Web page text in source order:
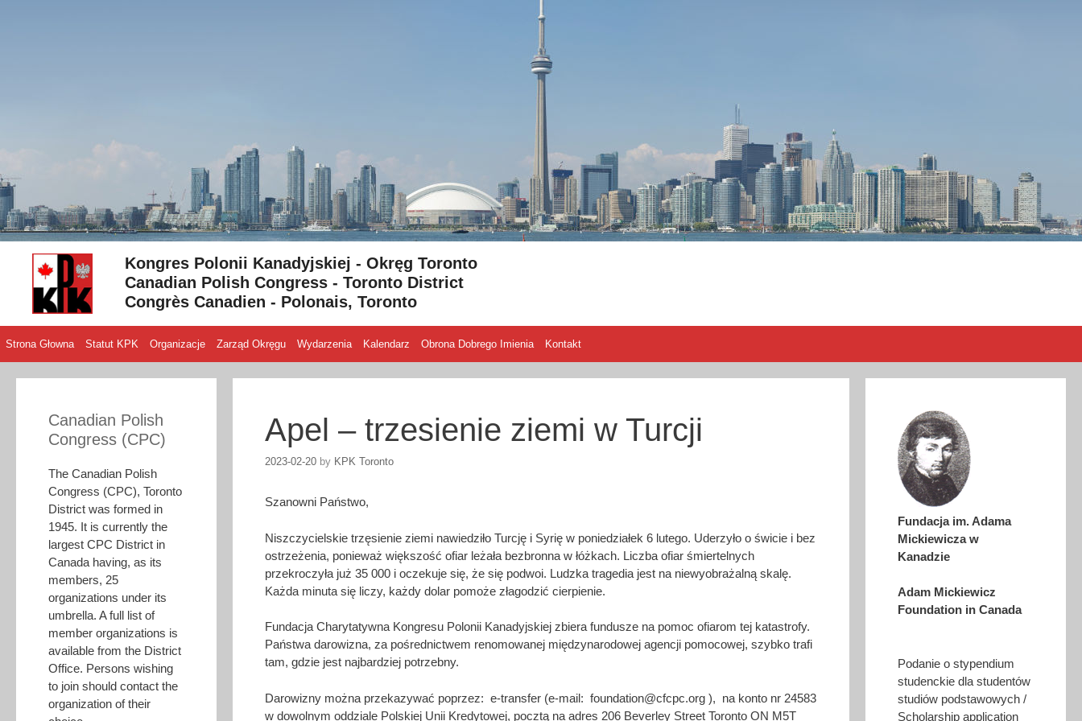
Kongres Polonii Kanadyjskiej - Okręg Toronto
Canadian Polish Congress - Toronto District
Congrès Canadien - Polonais, Toronto
Strona Głowna Statut KPK Organizacje Zarząd Okręgu Wydarzenia Kalendarz Obrona Dobrego Imienia Kontakt
Apel – trzesienie ziemi w Turcji
2023-02-20 by KPK Toronto
Szanowni Państwo,
Niszczycielskie trzęsienie ziemi nawiedziło Turcję i Syrię w poniedziałek 6 lutego. Uderzyło o świcie i bez
ostrzeżenia, ponieważ większość ofiar leżała bezbronna w łóżkach. Liczba ofiar śmiertelnych
przekroczyła już 35 000 i oczekuje się, że się podwoi. Ludzka tragedia jest na niewyobrażalną skalę.
Każda minuta się liczy, każdy dolar pomoże złagodzić cierpienie.
Fundacja Charytatywna Kongresu Polonii Kanadyjskiej zbiera fundusze na pomoc ofiarom tej katastrofy.
Państwa darowizna, za pośrednictwem renomowanej międzynarodowej agencji pomocowej, szybko trafi
tam, gdzie jest najbardziej potrzebny.
Darowizny można przekazywać poprzez: e-transfer (e-mail: foundation@cfcpc.org ), na konto nr 24583
w dowolnym oddziale Polskiej Unii Kredytowej, pocztą na adres 206 Beverley Street Toronto ON M5T
Canadian Polish
Congress (CPC)
The Canadian Polish
Congress (CPC), Toronto
District was formed in
1945. It is currently the
largest CPC District in
Canada having, as its
members, 25
organizations under its
umbrella. A full list of
member organizations is
available from the District
Office. Persons wishing
to join should contact the
organization of their
Fundacja im. Adama
Mickiewicza w
Kanadzie
Adam Mickiewicz
Foundation in Canada
Podanie o stypendium
studenckie dla studentów
studiów podstawowych /
Scholarship application